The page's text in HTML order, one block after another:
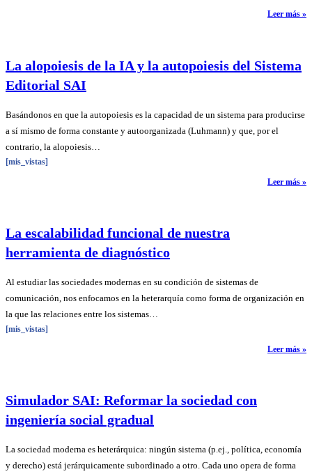
Leer más »
La alopoiesis de la IA y la autopoiesis del Sistema
Editorial SAI
Basándonos en que la autopoiesis es la capacidad de un sistema para producirse
a sí mismo de forma constante y autoorganizada (Luhmann) y que, por el
contrario, la alopoiesis…
[mis_vistas]
Leer más »
La escalabilidad funcional de nuestra
herramienta de diagnóstico
Al estudiar las sociedades modernas en su condición de sistemas de
comunicación, nos enfocamos en la heterarquía como forma de organización en
la que las relaciones entre los sistemas…
[mis_vistas]
Leer más »
Simulador SAI: Reformar la sociedad con
ingeniería social gradual
La sociedad moderna es heterárquica: ningún sistema (p.ej., política, economía
y derecho) está jerárquicamente subordinado a otro. Cada uno opera de forma